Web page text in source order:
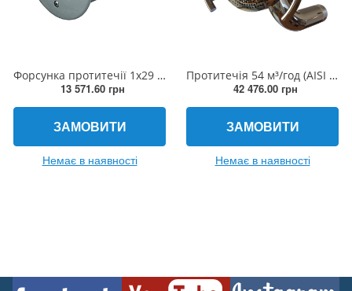
Форсунка протитечії 1х29 мм, 45 м³/год нержавіюча сталь
13 571.60 грн
ЗАМОВИТИ
Немає в наявності
Протитечія 54 м³/год (AISI 316L)
42 476.00 грн
ЗАМОВИТИ
Немає в наявності